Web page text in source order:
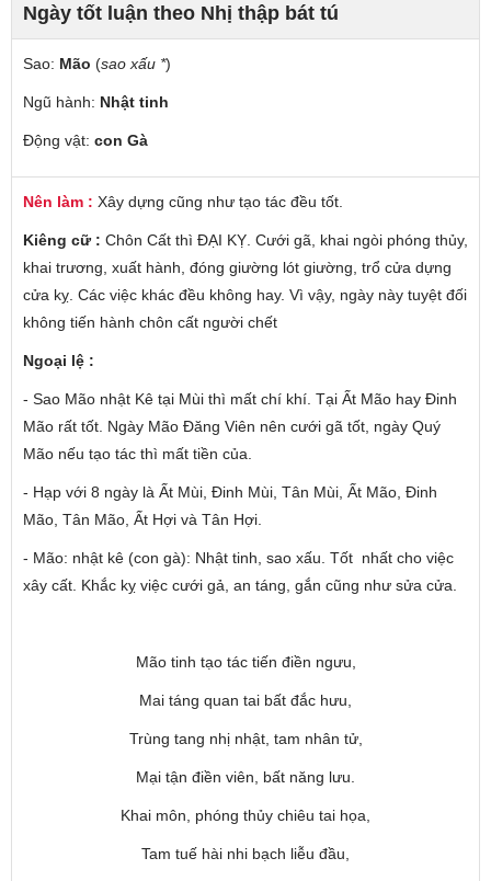
Ngày tốt luận theo Nhị thập bát tú
Sao: Mão (sao xấu *)
Ngũ hành: Nhật tinh
Động vật: con Gà
Nên làm : Xây dựng cũng như tạo tác đều tốt.
Kiêng cữ : Chôn Cất thì ĐẠI KỴ. Cưới gã, khai ngòi phóng thủy,
khai trương, xuất hành, đóng giường lót giường, trổ cửa dựng
cửa kỵ. Các việc khác đều không hay. Vì vậy, ngày này tuyệt đối
không tiến hành chôn cất người chết
Ngoại lệ :
- Sao Mão nhật Kê tại Mùi thì mất chí khí. Tại Ất Mão hay Đinh
Mão rất tốt. Ngày Mão Đăng Viên nên cưới gã tốt, ngày Quý
Mão nếu tạo tác thì mất tiền của.
- Hạp với 8 ngày là Ất Mùi, Đinh Mùi, Tân Mùi, Ất Mão, Đinh
Mão, Tân Mão, Ất Hợi và Tân Hợi.
- Mão: nhật kê (con gà): Nhật tinh, sao xấu. Tốt nhất cho việc
xây cất. Khắc kỵ việc cưới gả, an táng, gắn cũng như sửa cửa.
Mão tinh tạo tác tiến điền ngưu,
Mai táng quan tai bất đắc hưu,
Trùng tang nhị nhật, tam nhân tử,
Mại tận điền viên, bất năng lưu.
Khai môn, phóng thủy chiêu tai họa,
Tam tuế hài nhi bạch liễu đầu,